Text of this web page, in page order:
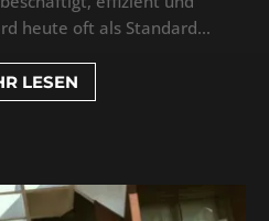
heute oft als Standard...
LESEN